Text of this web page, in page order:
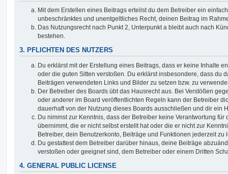
Mit dem Erstellen eines Beitrags erteilst du dem Betreiber ein
unbeschränktes und unentgeltliches Recht, deinen Beitrag im
Das Nutzungsrecht nach Punkt 2, Unterpunkt a bleibt auch nach
bestehen.
3. PFLICHTEN DES NUTZERS
Du erklärst mit der Erstellung eines Beitrags, dass er keine Inhalte
oder die guten Sitten verstoßen. Du erklärst insbesondere, dass du
Beiträgen verwendeten Links und Bilder zu setzen bzw. zu
Der Betreiber des Boards übt das Hausrecht aus. Bei Verstößen
oder anderer im Board veröffentlichten Regeln kann der Betreiber
dauerhaft von der Nutzung dieses Boards ausschließen und dir ein
Du nimmst zur Kenntnis, dass der Betreiber keine Verantwortung für
übernimmt, die er nicht selbst erstellt hat oder die er nicht zur
Betreiber, dein Benutzerkonto, Beiträge und Funktionen jederzeit zu
Du gestattest dem Betreiber darüber hinaus, deine Beiträge
verstoßen oder geeignet sind, dem Betreiber oder einem Dritten
4. GENERAL PUBLIC LICENSE